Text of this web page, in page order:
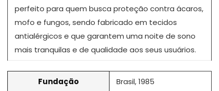
perfeito para quem busca proteção contra ácaros,
mofo e fungos, sendo fabricado em tecidos
antialérgicos e que garantem uma noite de sono
mais tranquilas e de qualidade aos seus usuários.
Fundação Brasil, 1985